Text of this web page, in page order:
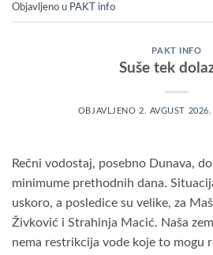
Objavljeno u PAKT info
PAKT INFO
Suše tek
OBJAVLJENO2. AVGUST 2026.
Rečni vodostaj, posebno Dunava,
minimume prethodnih dana.
uskoro, a posledice su velike, za
Živković i Strahinja Macić. Naša
nema restrikcija vode koje to mogu